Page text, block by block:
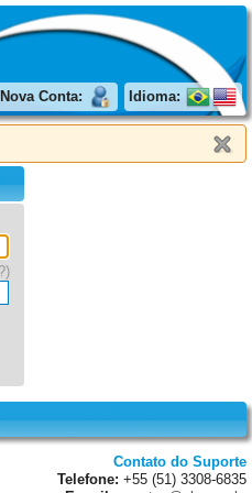
Conta: Idioma:
Contato do Suporte
Telefone: +55 (51) 3308-6835